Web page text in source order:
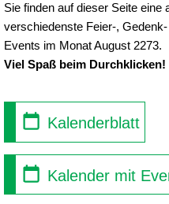
Sie finden auf dieser Seite
verschiedenste Feier-,
Events im Monat August 2273.
Viel Spaß beim Durchklicken!
Kalenderblatt
Kalender mit